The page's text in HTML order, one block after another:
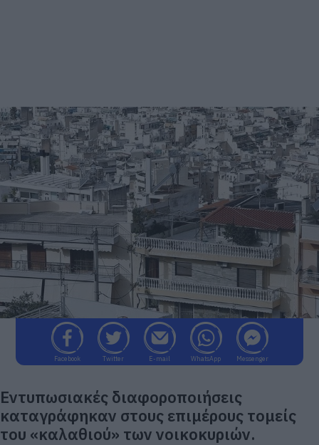
Facebook Twitter E-mail WhatsApp Messenger
Εντυπωσιακές διαφοροποιήσεις
καταγράφηκαν στους επιμέρους τομείς
του «καλαθιού» των νοικοκυριών.